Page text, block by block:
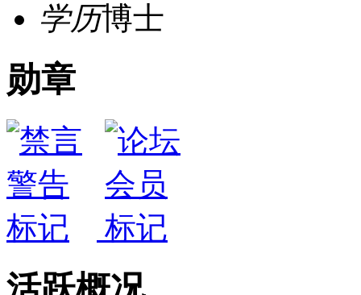
学历博士
勋章